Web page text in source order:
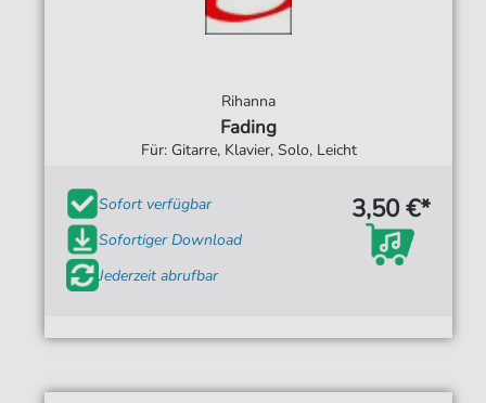
Rihanna
Fading
Für: Gitarre, Klavier, Solo, Leicht
Sofort verfügbar
Sofortiger Download
Jederzeit abrufbar
3,50 €*